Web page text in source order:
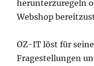
herunterzuregeln
Webshop
OZ-IT löst für
Fragestellungen